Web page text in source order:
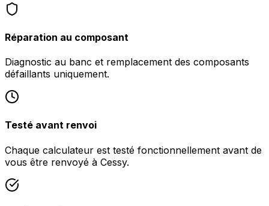
Réparation au composant
Diagnostic au banc et remplacement des composants
défaillants uniquement.
Testé avant renvoi
Chaque calculateur est testé fonctionnellement avant de
vous être renvoyé à Cessy.